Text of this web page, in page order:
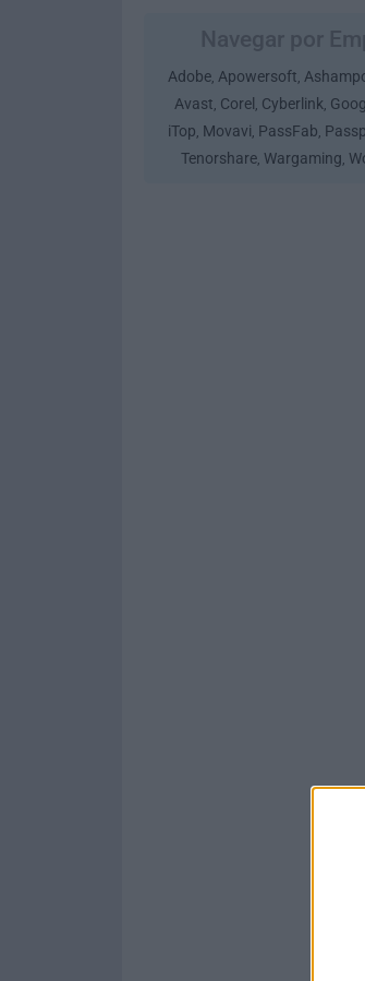
Adobe, Apowersoft,
Avast, Corel , Cyberlink,
iTop, Movavi, PassFab,
Tenorshare, Wargaming,